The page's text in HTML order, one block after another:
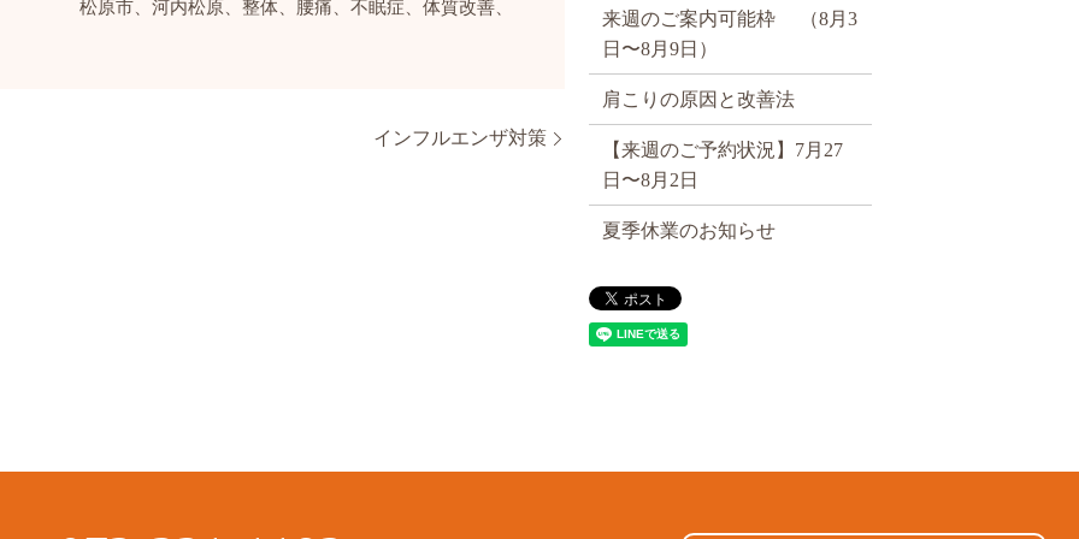
松原市、河内松原、整体、腰痛、不眠症、体質改善、
インフルエンザ対策
来週のご案内可能枠 （8月3
日〜8月9日）
肩こりの原因と改善法
【来週のご予約状況】7月27
日〜8月2日
夏季休業のお知らせ